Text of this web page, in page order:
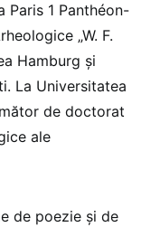
Paris 1 Panthéon-
„W. F.
Hamburg și
La Universitatea
de doctorat
ale
de poezie și de